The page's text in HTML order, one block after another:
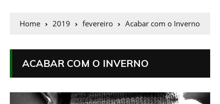
Home 2019 fevereiro Acabar com o Inverno
ACABAR COM O INVERNO